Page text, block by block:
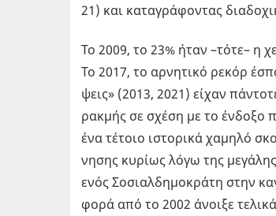
21) και κα­τα­γρά­φο­ντας
Το 2009, το 23% ήταν –τότε– η
Το 2017, το αρ­νη­τι­κό ρεκόρ
ψεις» (2013, 2021) είχαν
ρακ­μής σε σχέση με το έν­δο­ξο
ένα τέ­τοιο ιστο­ρι­κά χα­μη­λό
νη­σης κυ­ρί­ως λόγω της
ενός Σο­σιαλ­δη­μο­κρά­τη στην
φορά από το 2002 άνοι­ξε